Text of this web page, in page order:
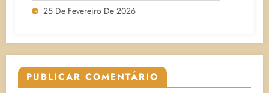
25 De Fevereiro De 2026
PUBLICAR COMENTÁRIO